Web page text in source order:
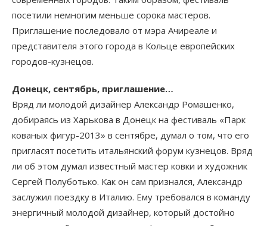
посетили немногим меньше сорока мастеров.
Приглашение последовало от мэра Ачиреале и
представителя этого города в Кольце европейских
городов-кузнецов.
Донецк, сентябрь, приглашение…
Вряд ли молодой дизайнер Александр Ромашенко,
добираясь из Харькова в Донецк на фестиваль «Парк
кованых фигур-2013» в сентябре, думал о том, что его
пригласят посетить итальянский форум кузнецов. Вряд
ли об этом думал известный мастер ковки и художник
Сергей Полуботько. Как он сам признался, Александр
заслужил поездку в Италию. Ему требовался в команду
энергичный молодой дизайнер, который достойно